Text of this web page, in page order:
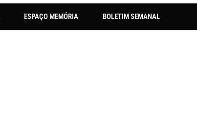
ESPAÇO MEMÓRIA BOLETIM SEMANAL